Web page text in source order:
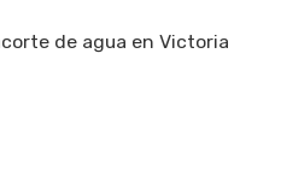
de agua en Victoria